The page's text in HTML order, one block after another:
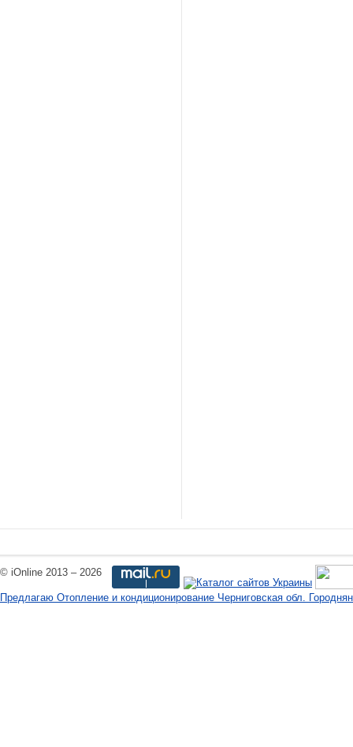
© iOnline 2013 – 2026
Предлагаю Отопление и кондиционирование Черниговская обл.